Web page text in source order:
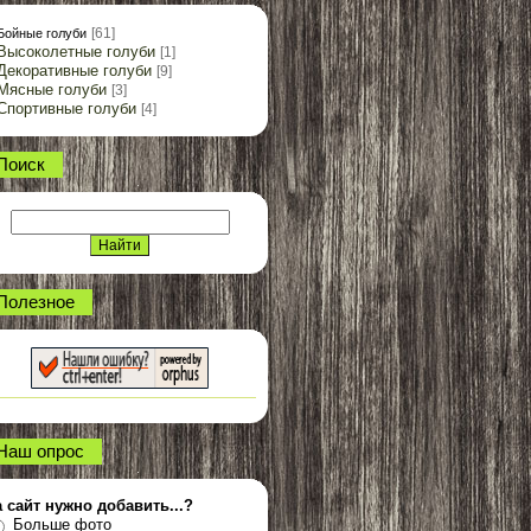
голуби [61]
голуби [1]
голуби [9]
голуби [3]
голуби [4]
опрос
сайт нужно добавить...?
Больше фото